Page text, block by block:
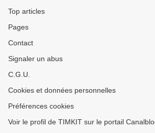
Top articles
Pages
Contact
Signaler un abus
C.G.U.
Cookies et données personnelles
Préférences cookies
Voir le profil de TIMKIT sur le portail